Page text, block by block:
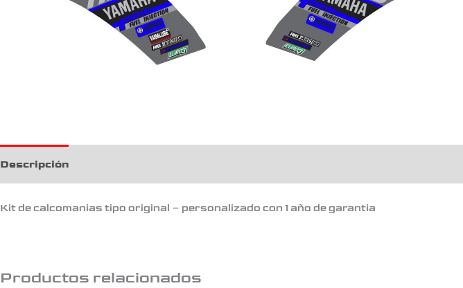
Descripción
Kit de calcomanias tipo original – personalizado con 1 año de garantia
Productos relacionados